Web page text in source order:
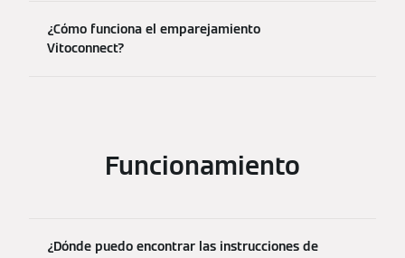
¿Cómo funciona el emparejamiento
Vitoconnect?
Funcionamiento
¿Dónde puedo encontrar las instrucciones de